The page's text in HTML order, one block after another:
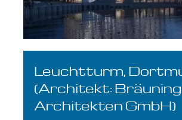
Leuchtturm,
(Architekt:
Architekten GmbH)